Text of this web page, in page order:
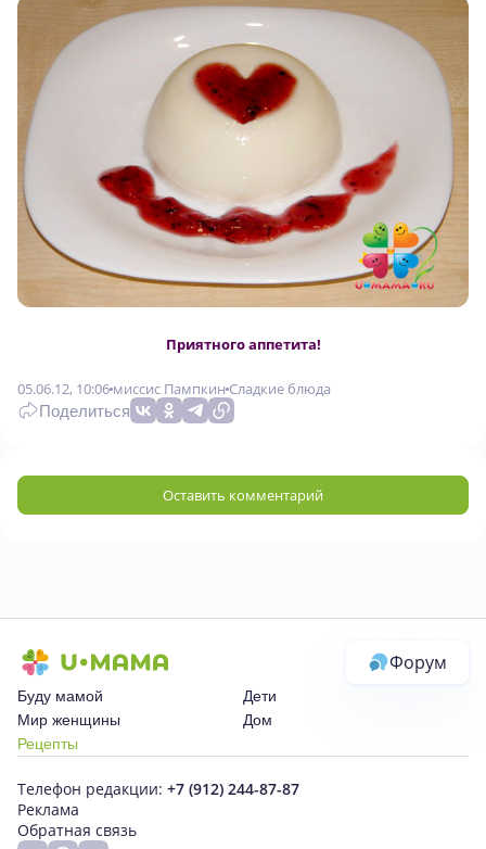
Приятного аппетита!
05.06.12, 10:06 миссис Пампкин Сладкие блюда
Поделиться
Оставить комментарий
Форум
Буду мамой
Дети
Мир женщины
Дом
Рецепты
Телефон редакции: +7 (912) 244-87-87
Реклама
Обратная связь